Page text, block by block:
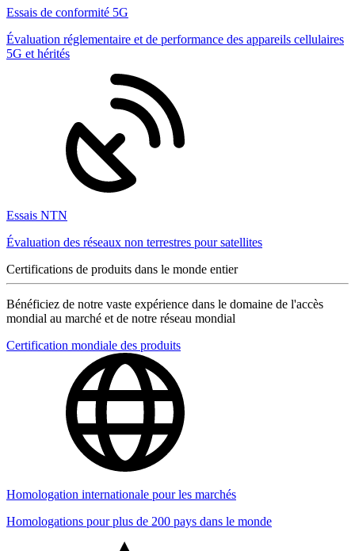
Essais de conformité 5G
Évaluation réglementaire et de performance des appareils cellulaires
5G et hérités
Essais NTN
Évaluation des réseaux non terrestres pour satellites
Certifications de produits dans le monde entier
Bénéficiez de notre vaste expérience dans le domaine de l'accès
mondial au marché et de notre réseau mondial
Certification mondiale des produits
Homologation internationale pour les marchés
Homologations pour plus de 200 pays dans le monde